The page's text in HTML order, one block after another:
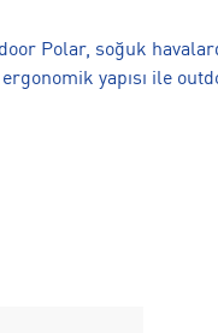
Polar, soğuk
yapısı ile